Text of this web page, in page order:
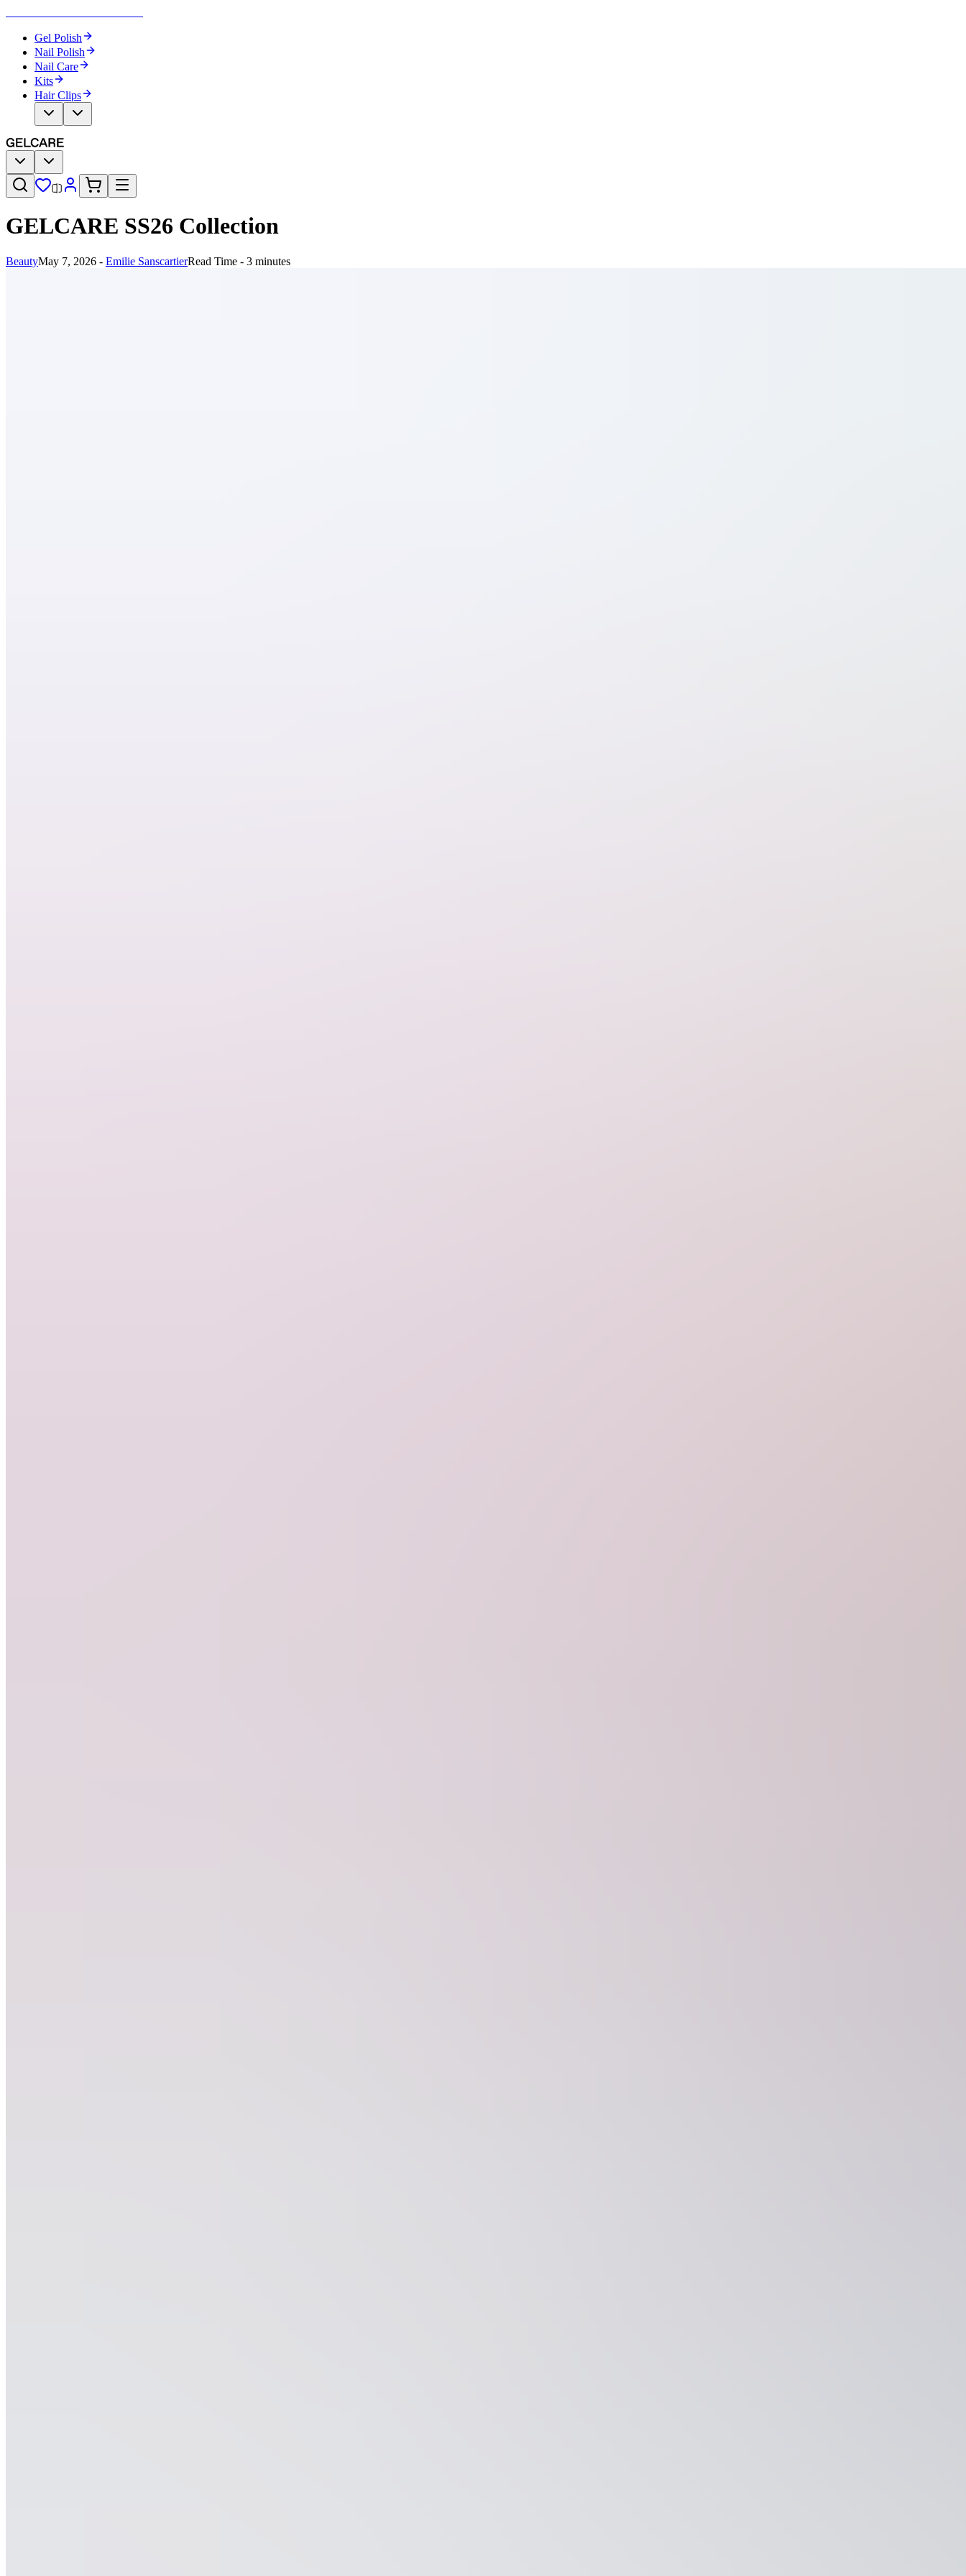
Gel Polish
Nail Polish
Nail Care
Kits
Hair Clips
GELCARE SS26 Collection​​​​‌ ‍ ​‍​‍‌‍ ‌ ​‍‌‍‍‌‌‍‌ ‌‍‍‌‌‍ ‍​‍​‍​ ‍‍​‍​‍‌ ​ ‌‍​‌‌‍ ‍‌‍‍‌‌ ‌​‌ ‍‌​‍ ‍‌‍‍‌‌‍ ​‍​‍​‍ ​​‍​‍‌‍‍​‌ ​‍‌‍‌‌‌‍‌‍​‍​‍​ ‍‍​‍​‍‌‍‍​‌ ‌​‌ ‌​‌ ​​‌ ​ ​ ‍‍​‍ ​‍ ‌‍‌ ‌‍‌‌‌‍ ​‌‍​ ‌‍​‌‌ ​‍‌‍‌‌​‍ ‍‌ ​ ‌‍​‌‌‍ ‍‌‍‍‌‌ ‌​‌ ‍‌​‍ ‍‌ ​ ‌ ‌​‌ ‌‌‌‍‌​‌‍‍‌‌‍ ​‍ ‌‍‍‌‌‍ ‍‌ ‌​‌‍‌‌‌‍ ‍‌ ‌​​‍ ‌‍‌‌‌‍‌​‌‍‍‌‌ ‌​​‍ ‌‍ ‌‌‍ ‌‍‌​‌‍‌‌​ ‌‌ ​​‌ ​‍‌‍‌‌‌ ​ ‌‍‌‌‌‍ ‍‌ ‌​‌‍​‌‌ ‌​‌‍‍‌‌‍ ‌‍ ‍​ ‍ ‌‍‍‌‌‍‌​​ ‌​ ‌​‌‍​‍​ ‍​​ ​ ​ ‌ ​ ‍​​ ‌‍​ ‌ ​‍ ‌‌‍‌​​ ‍​​ ‌​‌‍‌​​‍ ‌​ ‌​​ ​​​ ‍​​ ​‌​‍ ‌​ ‍‌​ ‌​‌‍‌‌‌‍‌‌​‍ ‌​ ‌‌​ ​‌​ ‌‌​ ​​​ ‌ ​ ‌​‌‍​‍‌‍‌‍‌‍​‍‌‍​‌‌‍​‍​ ​‌​ ‍ ‌ ‌​‌ ‍‌‌ ​​‌‍‌‌​ ‌‌‍​‌‌ ​‍‌ ‌​‌‍‍‌‌‍​ ‌‍ ​‌‍‌‌​ ‍ ‌ ​​‌‍​‌‌ ‌​‌‍‍​​ ‌‌ ‌​‌‍‍‌‌ ‌​‌‍ ​‌‍‌‌​ ‌‍​‍‌‍​‌‌ ​ ‌‍‌‌‌‌‌‌‌ ​‍‌‍ ​​ ‌‌‍‍​‌ ‌​‌ ‌​‌ ​​‌ ​ ​‍‌‌​ ​ ‌​​‌​‍‌‌​ ​‍‌​‌‍​‍‌‌​ ​‍‌​‌‍‌‍‌ ‌‍‌‌‌‍ ​‌‍​ ‌‍​‌‌ ​‍‌‍‌‌​‍ ‍‌ ​ ‌‍​‌‌‍ ‍‌‍‍‌‌ ‌​‌ ‍‌​‍ ‍‌ ​ ‌ ‌​‌ ‌‌‌‍‌​‌‍‍‌‌‍ ​‍‌‍‌‍‍‌‌‍‌​​ ‌​ ‌​‌‍​‍​ ‍​​ ​ ​ ‌ ​ ‍​​ ‌‍​ ‌ ​‍ ‌‌‍‌​​ ‍​​ ‌​‌‍‌​​‍ ‌​ ‌​​ ​​​ ‍​​ ​‌​‍ ‌​ ‍‌​ ‌​‌‍‌‌‌‍‌‌​‍ ‌​ ‌‌​ ​‌​ ‌‌​ ​​​ ‌ ​ ‌​‌‍​‍‌‍‌‍‌‍​‍‌‍​‌‌‍​‍​ ​‌​‍‌‍‌ ‌​‌ ‍‌‌ ​​‌‍‌‌​ ‌‌‍​‌‌ ​‍‌ ‌​‌‍‍‌‌‍​ ‌‍ ​‌‍‌‌​‍‌‍‌ ​​‌‍​‌‌ ‌​‌‍‍​​ ‌‌ ‌​‌‍‍‌‌ ‌​‌‍ ​‌‍‌‌​‍‌‍‌ ​​‌‍‌‌‌ ​‍‌ ​ ‌ ​​‌‍‌‌‌‍​ ‌ ‌​‌‍‍‌‌ ‌‍‌‍‌‌​ ‌‌ ​​‌ ‌‌‌‍​‍‌‍ ​‌‍‍‌‌ ​ ‌‍‍​‌‍‌‌‌‍‌​​‍​‍‌ ‌
BeautyMay 7, 2026 - Emilie Sanscartier​​​​‌ ‍ ​‍​‍‌‍ ‌ ​‍‌‍‍‌‌‍‌ ‌‍‍‌‌‍ ‍​‍​‍​ ‍‍​‍​‍‌ ​ ‌‍​‌‌‍ ‍‌‍‍‌‌ ‌​‌ ‍‌​‍ ‍‌‍‍‌‌‍ ​‍​‍​‍ ​​‍​‍‌‍‍​‌ ​‍‌‍‌‌‌‍‌‍​‍​‍​ ‍‍​‍​‍‌‍‍​‌ ‌​‌ ‌​‌ ​​‌ ​ ​ ‍‍​‍ ​‍ ‌‍‌ ‌‍‌‌‌‍ ​‌‍​ ‌‍​‌‌ ​‍‌‍‌‌​‍ ‍‌ ​ ‌‍​‌‌‍ ‍‌‍‍‌‌ ‌​‌ ‍‌​‍ ‍‌ ​ ‌ ‌​‌ ‌‌‌‍‌​‌‍‍‌‌‍ ​‍ ‌‍‍‌‌‍ ‍‌ ‌​‌‍‌‌‌‍ ‍‌ ‌​​‍ ‌‍‌‌‌‍‌​‌‍‍‌‌ ‌​​‍ ‌‍ ‌‌‍ ‌‍‌​‌‍‌‌​ ‌‌ ​​‌ ​‍‌‍‌‌‌ ​ ‌‍‌‌‌‍ ‍‌ ‌​‌‍​‌‌ ‌​‌‍‍‌‌‍ ‌‍ ‍​ ‍ ‌‍‍‌‌‍‌​​ ‌​ ‌‌‌‍​‌‌‍‌‌​ ‌‍‌‍‌‌‌‍​‌​ ​​​ ‍​​‍ ‌‌‍​‍‌‍‌​‌‍‌‌​ ‍‌​‍ ‌​ ‌​​ ‌ ‌‍​‌​ ​ ​‍ ‌​ ‍‌​ ​​​ ‍‌​ ‍​​‍ ‌​ ​‌‌‍​‌‌‍‌​​ ‌ ‌‍‌‍​ ‍​‌‍‌‌​ ‌‌​ ​‍‌‍‌​‌‍‌‍​ ‌‌​ ‍ ‌ ‌​‌ ‍‌‌ ​​‌‍‌‌​ ‌‌‍​‌‌ ‌‌‌ ‌​‌‍‍​‌‍ ‌ ​‍​ ‍ ‌ ​​‌‍​‌‌ ‌​‌‍‍​​ ‌‌‍ ‍‌‍​‌‌‍ ‌‌‍‌‌​ ‌‍​‍‌‍​‌‌ ​ ‌‍‌‌‌‌‌‌‌ ​‍‌‍ ​​ ‌‌‍‍​‌ ‌​‌ ‌​‌ ​​‌ ​ ​‍‌‌​ ​ ‌​​‌​‍‌‌​ ​‍‌​‌‍​‍‌‌​ ​‍‌​‌‍‌‍‌ ‌‍‌‌‌‍ ​‌‍​ ‌‍​‌‌ ​‍‌‍‌‌​‍ ‍‌ ​ ‌‍​‌‌‍ ‍‌‍‍‌‌ ‌​‌ ‍‌​‍ ‍‌ ​ ‌ ‌​‌ ‌‌‌‍‌​‌‍‍‌‌‍ ​‍‌‍‌‍‍‌‌‍‌​​ ‌​ ‌‌‌‍​‌‌‍‌‌​ ‌‍‌‍‌‌‌‍​‌​ ​​​ ‍​​‍ ‌‌‍​‍‌‍‌​‌‍‌‌​ ‍‌​‍ ‌​ ‌​​ ‌ ‌‍​‌​ ​ ​‍ ‌​ ‍‌​ ​​​ ‍‌​ ‍​​‍ ‌​ ​‌‌‍​‌‌‍‌​​ ‌ ‌‍‌‍​ ‍​‌‍‌‌​ ‌‌​ ​‍‌‍‌​‌‍‌‍​ ‌‌​‍‌‍‌ ‌​‌ ‍‌‌ ​​‌‍‌‌​ ‌‌‍​‌‌ ‌‌‌ ‌​‌‍‍​‌‍ ‌ ​‍​‍‌‍‌ ​​‌‍​‌‌ ‌​‌‍‍​​ ‌‌‍ ‍‌‍​‌‌‍ ‌‌‍‌‌​‍‌‍‌ ​​‌‍‌‌‌ ​‍‌ ​ ‌ ​​‌‍‌‌‌‍​ ‌ ‌​‌‍‍‌‌ ‌‍‌‍‌‌​ ‌‌ ​​‌ ‌‌‌‍​‍‌‍ ​‌‍‍‌‌ ​ ‌‍‍​‌‍‌‌‌‍‌​​‍​‍‌ ‌Read Time - 3 minutes